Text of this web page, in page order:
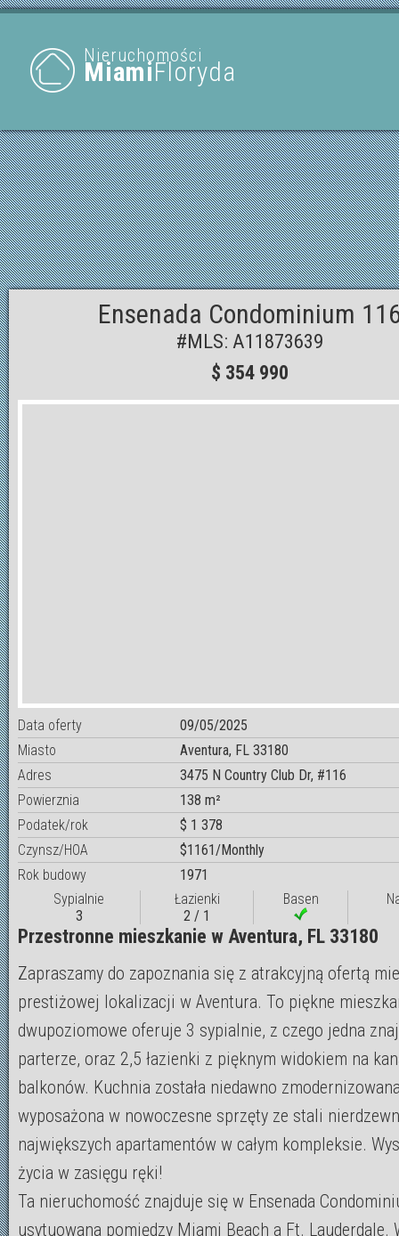
Nieruchomości
MiamiFloryda
Ensenada Condominium
#MLS: A11873639
$ 354 990
Data oferty
09/05/2025
Miasto
Aventura, FL 33180
Adres
3475 N Country Club Dr, #116
Powierznia
138 m²
Podatek/rok
$ 1 378
Czynsz/HOA
$1161/Monthly
Rok budowy
1971
Sypialnie
3
Łazienki
2 / 1
Basen
Przestronne mieszkanie w Aventura, FL 33180
Zapraszamy do zapoznania się z atrakcyjną ofertą
prestiżowej lokalizacji w Aventura. To piękne
dwupoziomowe oferuje 3 sypialnie, z czego jedna
parterze, oraz 2,5 łazienki z pięknym widokiem na
balkonów. Kuchnia została niedawno
wyposażona w nowoczesne sprzęty ze stali
największych apartamentów w całym kompleksie.
życia w zasięgu ręki!
Ta nieruchomość znajduje się w Ensenada
usytuowana pomiędzy Miami Beach a Ft. Lauderdale.